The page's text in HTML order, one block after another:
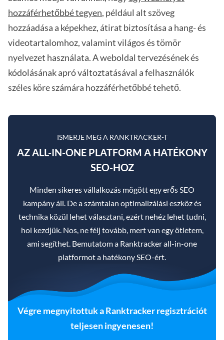
hozzáférhetőbbé tegyen, például alt szöveg
hozzáadása a képekhez, átirat biztosítása a hang- és
videotartalomhoz, valamint világos és tömör
nyelvezet használata. A weboldal tervezésének és
kódolásának apró változtatásával a felhasználók
széles köre számára hozzáférhetőbbé tehető.
ISMERJE MEG A RANKTRACKER-T
AZ ALL-IN-ONE PLATFORM A HATÉKONY
SEO-HOZ
Minden sikeres vállalkozás mögött egy erős SEO
kampány áll. De a számtalan optimalizálási eszköz és
technika közül lehet választani, ezért nehéz lehet tudni,
hol kezdjük. Nos, ne félj tovább, mert van egy ötletem,
ami segíthet. Bemutatom a Ranktracker all-in-one
platformot a hatékony SEO-ért.
Végre megnyitottuk a Ranktracker regisztrációt
teljesen ingyenesen!